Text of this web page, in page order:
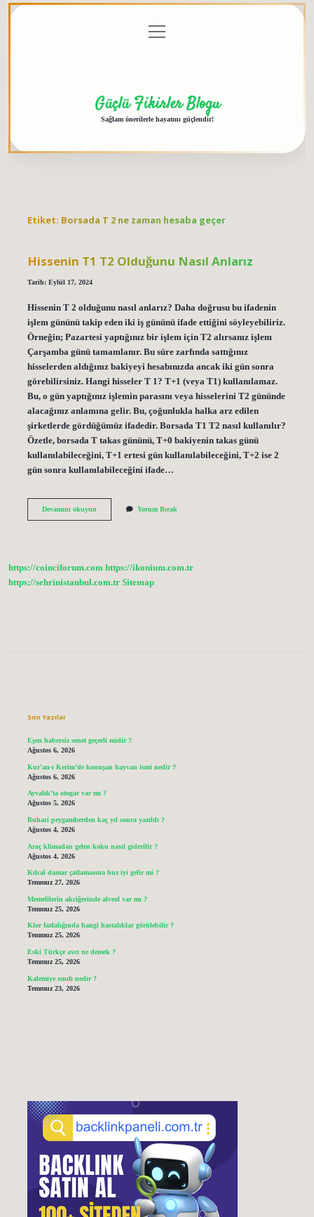
menüyü
aç
Güçlü Fikirler Blogu
Sağlam önerilerle hayatını güçlendir!
Etiket: Borsada T 2 ne zaman hesaba geçer
Hissenin T1 T2 Olduğunu Nasıl Anlarız
Tarih: Eylül 17, 2024
Hissenin T 2 olduğunu nasıl anlarız? Daha doğrusu bu ifadenin
işlem gününü takip eden iki iş gününü ifade ettiğini söyleyebiliriz.
Örneğin; Pazartesi yaptığınız bir işlem için T2 alırsanız işlem
Çarşamba günü tamamlanır. Bu süre zarfında sattığınız
hisselerden aldığınız bakiyeyi hesabınızda ancak iki gün sonra
görebilirsiniz. Hangi hisseler T 1? T+1 (veya T1) kullanılamaz.
Bu, o gün yaptığınız işlemin parasını veya hisselerini T2 gününde
alacağınız anlamına gelir. Bu, çoğunlukla halka arz edilen
şirketlerde gördüğümüz ifadedir. Borsada T1 T2 nasıl kullanılır?
Özetle, borsada T takas gününü, T+0 bakiyenin takas günü
kullanılabileceğini, T+1 ertesi gün kullanılabileceğini, T+2 ise 2
gün sonra kullanılabileceğini ifade…
Devamını okuyunHissenin
Yorum Bırak
https://coinciforum.com https://ikonium.com.tr
https://sehrinistanbul.com.tr Sitemap
Son Yazılar
Eşen habersiz senet geçerli midir ?
Ağustos 6, 2026
Kur’an-ı Kerim’de konuşan hayvan ismi nedir ?
Ağustos 6, 2026
Ayvalık’ta otogar var mı ?
Ağustos 5, 2026
Buhari peygamberden kaç yıl sonra yazıldı ?
Ağustos 4, 2026
Araç klimadan gelen koku nasıl giderilir ?
Ağustos 4, 2026
Kılcal damar çatlamasına buz iyi gelir mi ?
Temmuz 27, 2026
Memelilerin akciğerinde alveol var mı ?
Temmuz 25, 2026
Klor fazlalığında hangi hastalıklar görülebilir ?
Temmuz 25, 2026
Eski Türkçe avcı ne demek ?
Temmuz 25, 2026
Kalemiye sınıfı nedir ?
Temmuz 23, 2026